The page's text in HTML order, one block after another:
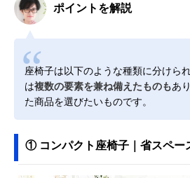
ポイントを解説
座椅子は以下のような種類に分けら
は複数の要素を兼ね備えたものもあ
た商品を選びたいものです。
① コンパクト座椅子｜省スペー